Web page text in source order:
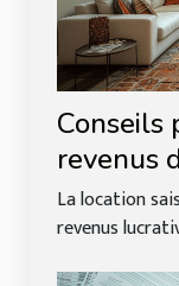
Conseils
revenus
La location
revenus